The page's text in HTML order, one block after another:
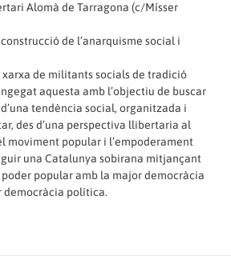
Alomà de Tarragona (c/Mísser
de l’anarquisme social i
xarxa de militants socials de tradició
aquesta amb l’objectiu de buscar
tendència social, organitzada i
des d’una perspectiva llibertaria al
moviment popular i l’empoderament
una Catalunya sobirana mitjançant
popular amb la major democràcia
democràcia política.